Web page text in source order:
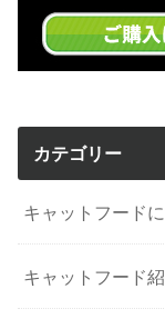
カテゴリー
キャットフード
キャットフード